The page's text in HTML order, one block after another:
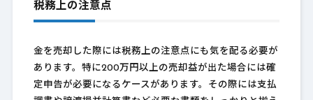
税務上の注意点
金を売却した際には税務上の注意点にも気を配る必要が
あります。特に200万円以上の売却益が出た場合には確
定申告が必要になるケースがあります。その際には支払